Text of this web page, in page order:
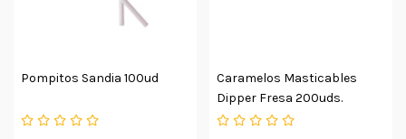
Pompitos Sandia 100ud
Caramelos Masticables
Dipper Fresa 200uds.